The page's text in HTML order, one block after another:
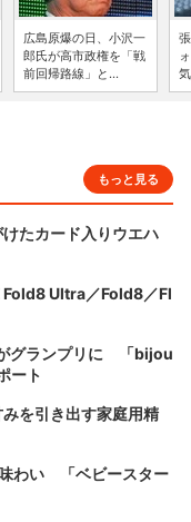
広島原爆の日、小沢一
郎氏が高市政権を「戦
前回帰路線」と...
もっと見る
たカード入りウエハ
Ultra／Fold8／Fl
グランプリに 「bijou
ート
を引き出す家庭用精
味わい 「ベビースター